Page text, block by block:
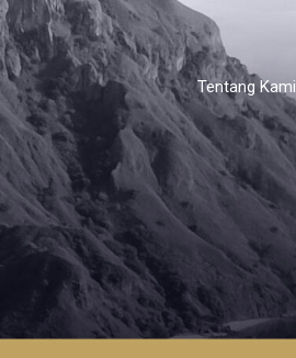
Tentang Kami